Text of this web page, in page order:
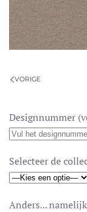
VORIGE
Designnummer
Selecteer de
Anders...